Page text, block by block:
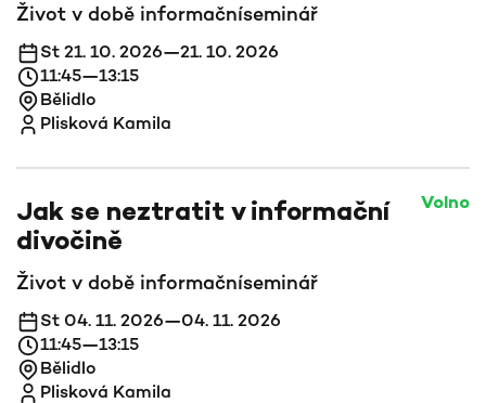
Život v době informačníseminář
St 21. 10. 2026—21. 10. 2026
11:45—13:15
Bělidlo
Plisková Kamila
Jak se neztratit v informační
divočině
Volno
Život v době informačníseminář
St 04. 11. 2026—04. 11. 2026
11:45—13:15
Bělidlo
Plisková Kamila